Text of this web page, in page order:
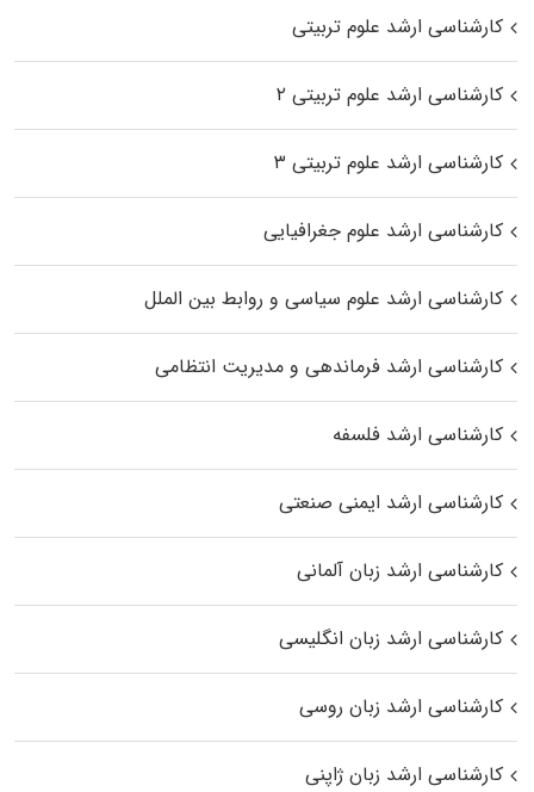
کارشناسی ارشد علوم تربیتی
کارشناسی ارشد علوم تربیتی ۲
کارشناسی ارشد علوم تربیتی ۳
کارشناسی ارشد علوم جغرافیایی
کارشناسی ارشد علوم سیاسی و روابط بین الملل
کارشناسی ارشد فرماندهی و مدیریت انتظامی
کارشناسی ارشد فلسفه
کارشناسی ارشد ایمنی صنعتی
کارشناسی ارشد زبان آلمانی
کارشناسی ارشد زبان انگلیسی
کارشناسی ارشد زبان روسی
کارشناسی ارشد زبان ژاپنی